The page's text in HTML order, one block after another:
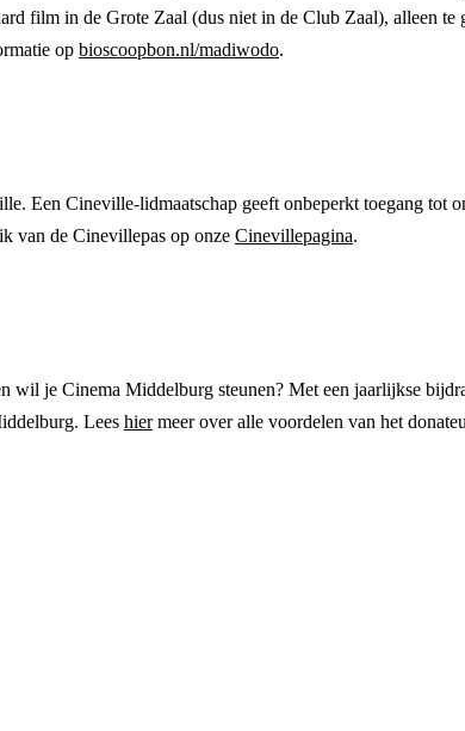
film in de Grote Zaal (dus niet in de Club Zaal), alleen te
op bioscoopbon.nl/madiwodo.
Een Cineville-lidmaatschap geeft onbeperkt toegang tot
van de Cinevillepas op onze Cinevillepagina.
wil je Cinema Middelburg steunen? Met een jaarlijkse
Lees hiermeer over alle voordelen van het